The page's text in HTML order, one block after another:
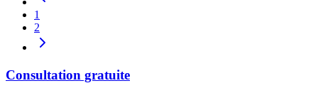
1
2
Consultation gratuite